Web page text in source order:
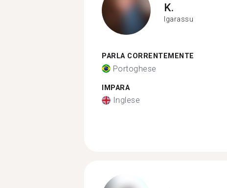
K.
Igarassu
PARLA CORRENTEMENTE
Portoghese
IMPARA
Inglese